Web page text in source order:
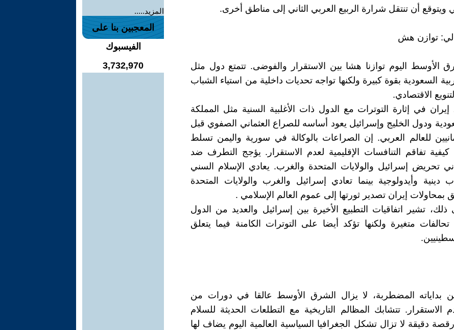
ويتوقع أن تنتقل شرارة الربيع العربي الثاني إلى مناطق أخرى.
توازن هش
الأوسط اليوم توازنا هشا بين الاستقرار والفوضى. تتمتع دول مثل
السعودية بقوة كبيرة ولكنها تواجه تحديات داخلية من استياء الشباب
الاقتصادي.
في إثارة التوترات مع الدول ذات الأغلبية السنية مثل المملكة
ودول الخليج وإسرائيل يعود أساسه للصراع العثماني الصفوي قبل
للعالم العربي. إن الصراعات بالوكالة في سورية واليمن تسلط
تفاقم التنافسات الإقليمية لعدم الاستقرار. يؤجج التطرف ضد
تحريض إسرائيل والولايات المتحدة والغرب. يعادي الإسلام السني
دينية وأيدولوجية بينما تعادي إسرائيل والغرب والولايات المتحدة
بمحاولات إيران تصدير ثورتها إلى عموم العالم الإسلامي .
تشير اتفاقيات التطبيع الأخيرة بين إسرائيل والعديد من الدول
تحالفات متغيرة ولكنها تؤكد أيضا على التوترات الكامنة فيما يتعلق
بداياته المضطربة، لا يزال الشرق الأوسط عالقا في دورات من
الاستقرار. تتشابك المظالم التاريخية مع التطلعات الحديثة للسلام
رقصة دقيقة لا تزال تشكل الجغرافيا السياسية العالمية اليوم يضاف لها
المزيد.....
المعجبين بنا على
الفيسبوك
3,732,970